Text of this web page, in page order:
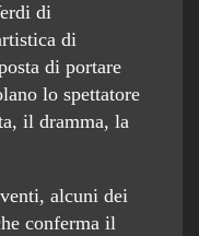
di
di
di portare
lo spettatore
il dramma, la
alcuni dei
conferma il